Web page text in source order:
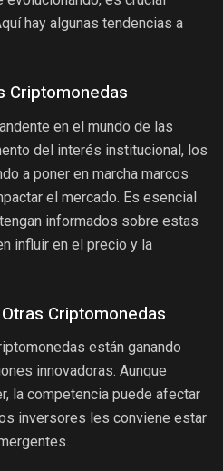
hay algunas tendencias a
Criptomonedas
en el mundo de las
del interés institucional, los
a poner en marcha marcos
el mercado. Es esencial
informados sobre estas
influir en el precio y la
Criptomonedas
están ganando
innovadoras. Aunque
la competencia puede afectar
inversores les conviene estar